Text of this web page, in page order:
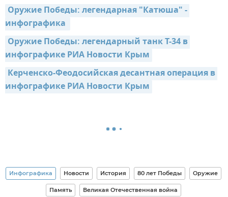
Оружие Победы: легендарная "Катюша" -
инфографика
Оружие Победы: легендарный танк Т-34 в
инфографике РИА Новости Крым
Керченско-Феодосийская десантная операция в
инфографике РИА Новости Крым
Инфографика Новости История 80 лет Победы Оружие
Память Великая Отечественная война